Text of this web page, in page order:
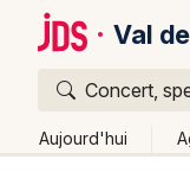
Val
Concert,
Aujourd'hui
Quoi ?